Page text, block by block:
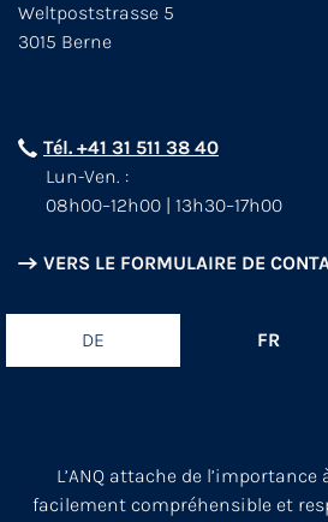
Weltpoststrasse 5
3015 Berne
Tél. +41 31 511 38 40
Lun-Ven. :
08h00–12h00 | 13h30–17h00
VERS LE FORMULAIRE DE
DE FR
L’ANQ attache de
facilement compréhensible et